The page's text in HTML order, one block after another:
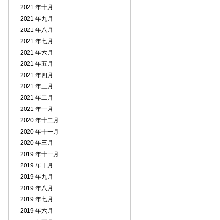
2021 年十月
2021 年九月
2021 年八月
2021 年七月
2021 年六月
2021 年五月
2021 年四月
2021 年三月
2021 年二月
2021 年一月
2020 年十二月
2020 年十一月
2020 年三月
2019 年十一月
2019 年十月
2019 年九月
2019 年八月
2019 年七月
2019 年六月